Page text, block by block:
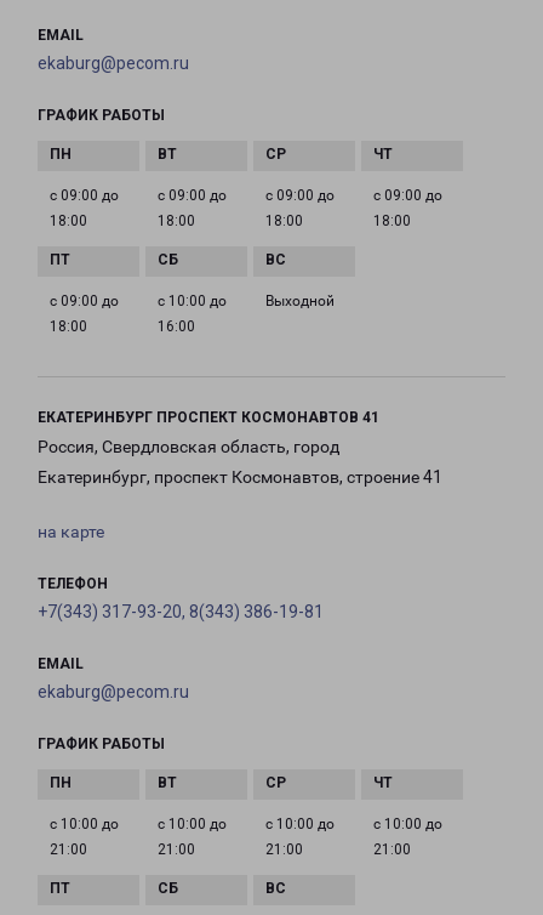
EMAIL
ekaburg@pecom.ru
ГРАФИК РАБОТЫ
с 09:00 до
18:00
с 09:00 до
18:00
с 09:00 до
18:00
с 09:00 до
18:00
с 09:00 до
18:00
с 10:00 до
16:00
Выходной
ЕКАТЕРИНБУРГ ПРОСПЕКТ КОСМОНАВТОВ 41
Россия, Свердловская область, город
Екатеринбург, проспект Космонавтов, строение 41
на карте
ТЕЛЕФОН
+7(343) 317-93-20, 8(343) 386-19-81
EMAIL
ekaburg@pecom.ru
ГРАФИК РАБОТЫ
с 10:00 до
21:00
с 10:00 до
21:00
с 10:00 до
21:00
с 10:00 до
21:00